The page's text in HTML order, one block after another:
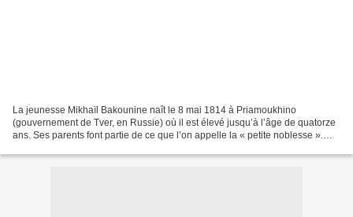
La jeunesse Mikhaïl Bakounine naît le 8 mai 1814 à Priamoukhino
(gouvernement de Tver, en Russie) où il est élevé jusqu’à l’âge de quatorze
ans. Ses parents font partie de ce que l’on appelle la « petite noblesse ».